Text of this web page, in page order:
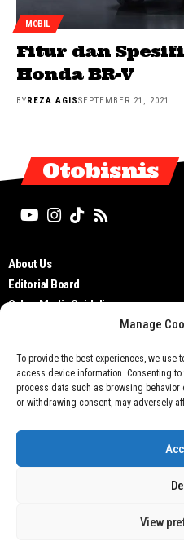
Manage
To provide the best experiences, we
access device information. Consenting
process data such as browsing
or withdrawing consent, may adversely
View
MOBIL
Fitur dan
Honda BR-V
BYREZA AGISSEPTEMBER 21, 2021
Otobisnis
About Us
Editorial Board
Cyber Media Guidelines
Privacy Policy
Contact Us